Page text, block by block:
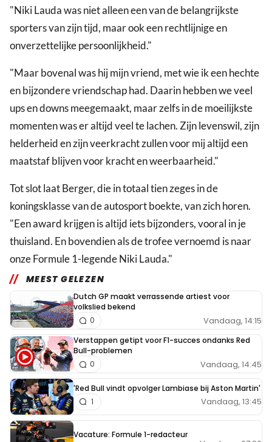
"Niki Lauda was niet alleen een van de belangrijkste
sporters van zijn tijd, maar ook een rechtlijnige en
onverzettelijke persoonlijkheid."
"Maar bovenal was hij mijn vriend, met wie ik een hechte
en bijzondere vriendschap had. Daarin hebben we veel
ups en downs meegemaakt, maar zelfs in de moeilijkste
momenten was er altijd veel te lachen. Zijn levenswil, zijn
helderheid en zijn veerkracht zullen voor mij altijd een
maatstaf blijven voor kracht en weerbaarheid."
Tot slot laat Berger, die in totaal tien zeges in de
koningsklasse van de autosport boekte, van zich horen.
"Een award krijgen is altijd iets bijzonders, vooral in je
thuisland. En bovendien als de trofee vernoemd is naar
onze Formule 1-legende Niki Lauda."
MEEST GELEZEN
Dutch GP maakt verrassende artiest voor
volkslied bekend
Vandaag, 14:15
0
Verstappen getipt voor F1-succes ondanks Red
Bull-problemen
Vandaag, 14:45
0
'Red Bull vindt opvolger Lambiase bij Aston Martin'
Vandaag, 13:45
1
Vacature: Formule 1-redacteur